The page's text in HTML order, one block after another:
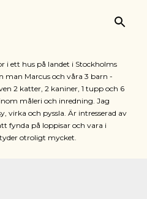
i ett hus på landet i Stockholms
man Marcus och våra 3 barn -
2 katter, 2 kaniner, 1 tupp och 6
måleri och inredning. Jag
virka och pyssla. Är intresserad av
fynda på loppisar och vara i
otroligt mycket.